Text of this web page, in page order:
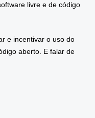
livre e de código
e incentivar o uso do
aberto. E falar de